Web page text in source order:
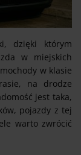
dzięki którym
w miejskich
w klasie
na drodze
jest taka,
pojazdy z tej
warto zwrócić